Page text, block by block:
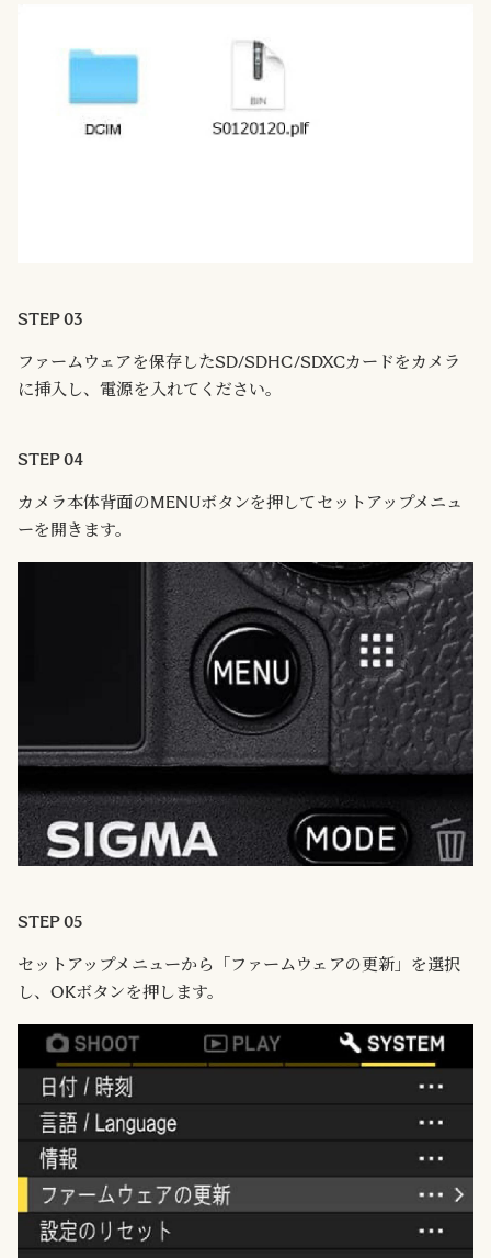
STEP 03
ファームウェアを保存したSD/SDHC/SDXCカードをカメラ
に挿入し、電源を入れてください。
STEP 04
カメラ本体背面のMENUボタンを押してセットアップメニュ
ーを開きます。
STEP 05
セットアップメニューから「ファームウェアの更新」を選択
し、OKボタンを押します。